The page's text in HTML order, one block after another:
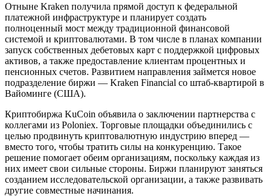
Отныне Kraken получила прямой доступ к федеральной
платежной инфраструктуре и планирует создать
полноценный мост между традиционной финансовой
системой и криптовалютами. В том числе в планах компании
запуск собственных дебетовых карт с поддержкой цифровых
активов, а также предоставление клиентам процентных и
пенсионных счетов. Развитием направления займется новое
подразделение биржи — Kraken Financial со штаб-квартирой в
Вайоминге (США).
Криптобиржа KuCoin объявила о заключении партнерства с
коллегами из Poloniex. Торговые площадки объединились с
целью продвинуть криптовалютную индустрию вперед —
вместо того, чтобы тратить силы на конкуренцию. Такое
решение помогает обеим организациям, поскольку каждая из
них имеет свои сильные стороны. Биржи планируют заняться
созданием исследовательской организации, а также развивать
другие совместные начинания.